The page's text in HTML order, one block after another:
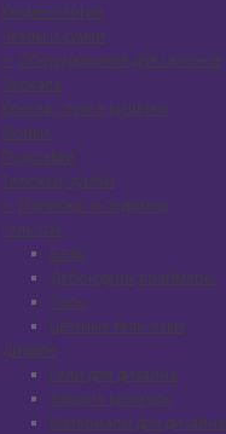
Косметология
Чехлы и сумки
+- Оборудование для салонов
Зеркала
Кресла, стулья,кушетки
Мойки
Подставки
Тележки, тумбы
+- Маникюр и педикюр
Гель-лак
Базы
Дебондеры,праймеры
Топы
Цветные гель-лаки
Дизайн
Гели для дизайна
Защита кутикулы
Материалы для дизайна